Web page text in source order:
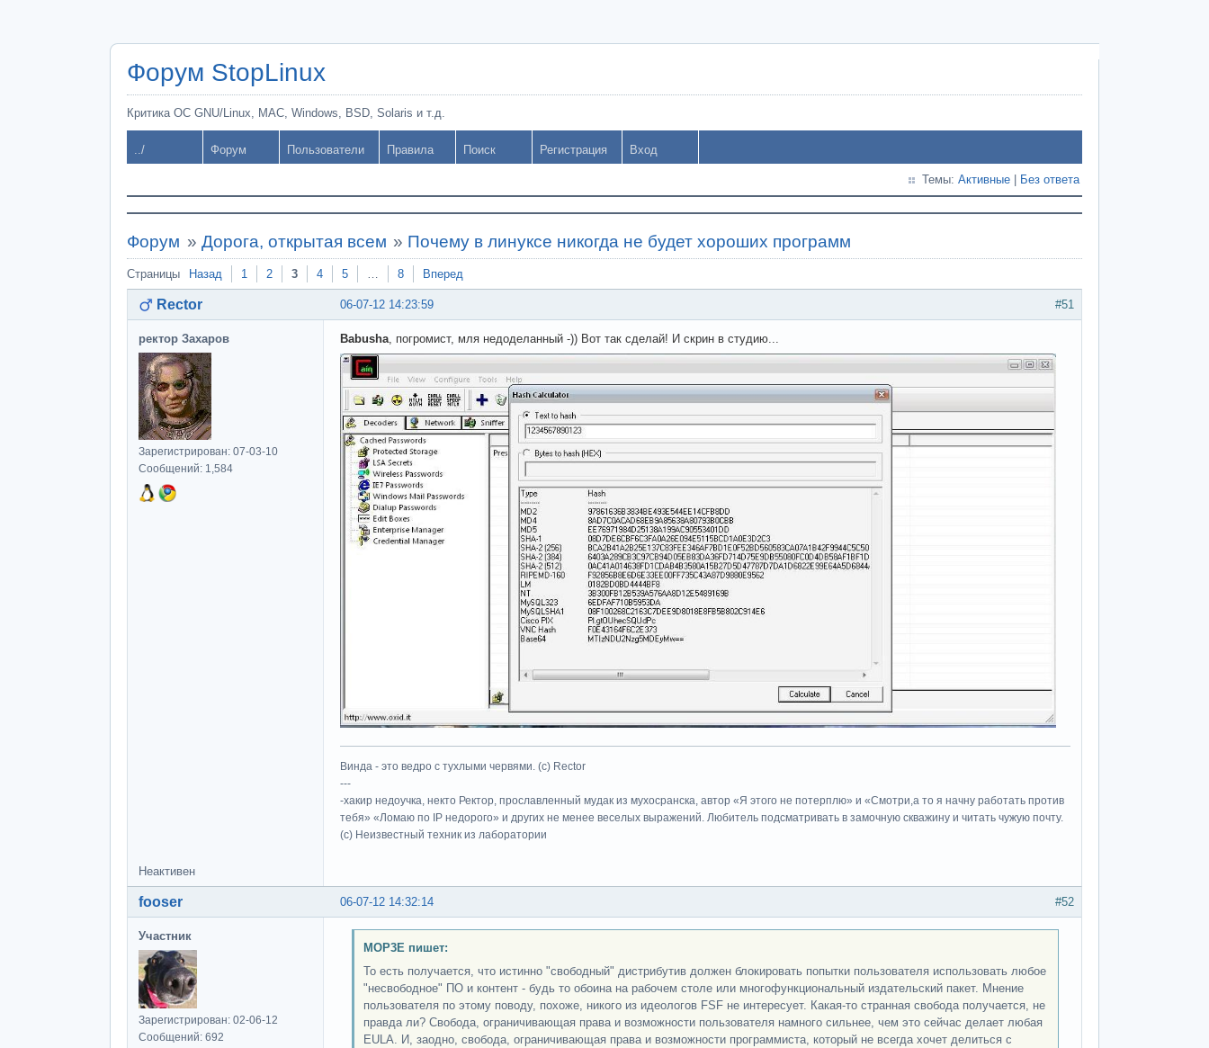
Форум StopLinux
Критика ОС GNU/Linux, MAC, Windows, BSD, Solaris и т.д.
../ Форум Пользователи Правила Поиск Регистрация Вход
Темы: Активные Без ответа
Форум » Дорога, открытая всем » Почему в линуксе никогда не будет хороших программ
Страницы Назад 1 2 3 4 5 … 8 Вперед
#51
06-07-12 14:23:59
Rector
ректор Захаров
Зарегистрирован: 07-03-10
Сообщений: 1,584
Babusha , погромист, мля недоделанный -)) Вот так сделай! И скрин в студию...
Винда - это ведро с тухлыми червями. (с) Rector
---
-хакир недоучка, некто Ректор, прославленный мудак из мухосранска, автор «Я этого не потерплю» и «Cмотри,а то я начну работать против
тебя» «Ломаю по IP недорого» и других не менее веселых выражений. Любитель подсматривать в замочную скважину и читать чужую почту.
(c) Неизвестный техник из лаборатории
Неактивен
#52
06-07-12 14:32:14
fooser
Участник
Зарегистрирован: 02-06-12
Сообщений: 692
MOP3E пишет:
То есть получается, что истинно "свободный" дистрибутив должен блокировать попытки пользователя использовать любое
"несвободное" ПО и контент - будь то обоина на рабочем столе или многофункциональный издательский пакет. Мнение
пользователя по этому поводу, похоже, никого из идеологов FSF не интересует. Какая-то странная свобода получается, не
правда ли? Свобода, ограничивающая права и возможности пользователя намного сильнее, чем это сейчас делает любая
EULA. И, заодно, свобода, ограничивающая права и возможности программиста, который не всегда хочет делиться с